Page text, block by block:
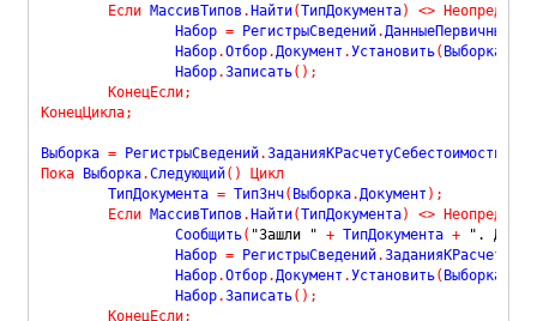
Если МассивТипов .Найти(ТипДокумента) <>
		Набор
= РегистрыСведений.
		Набор
.Отбор.Документ .Установить( Выборка
		Набор
.Записать( ) ;
КонецЕсли;
КонецЦикла;
Выборка = РегистрыСведений.ЗаданияКРасчетуСебестоимости
Пока Выборка.Следующий( )
Цикл
	ТипДокумента
= ТипЗнч( Выборка.Документ ) ;
Если МассивТипов .Найти(ТипДокумента) <>
		Сообщить
( "Зашли " + ТипДокумента +
".
		Набор
= РегистрыСведений.
		Набор
.Отбор.Документ .Установить( Выборка
		Набор
.Записать( ) ;
КонецЕсли;